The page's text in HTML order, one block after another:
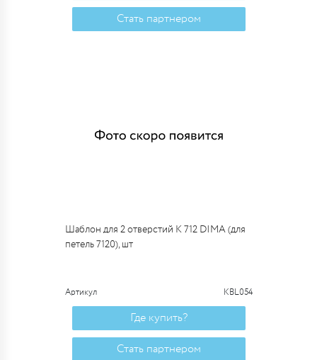
Стать партнером
Шаблон для 2 отверстий К 712 DIMA (для
петель 7120), шт
Артикул KBL054
Где купить?
Стать партнером